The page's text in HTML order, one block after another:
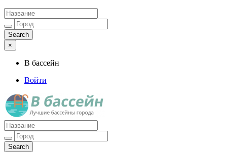
×
В бассейн
Войти
Лучшие бассейны города